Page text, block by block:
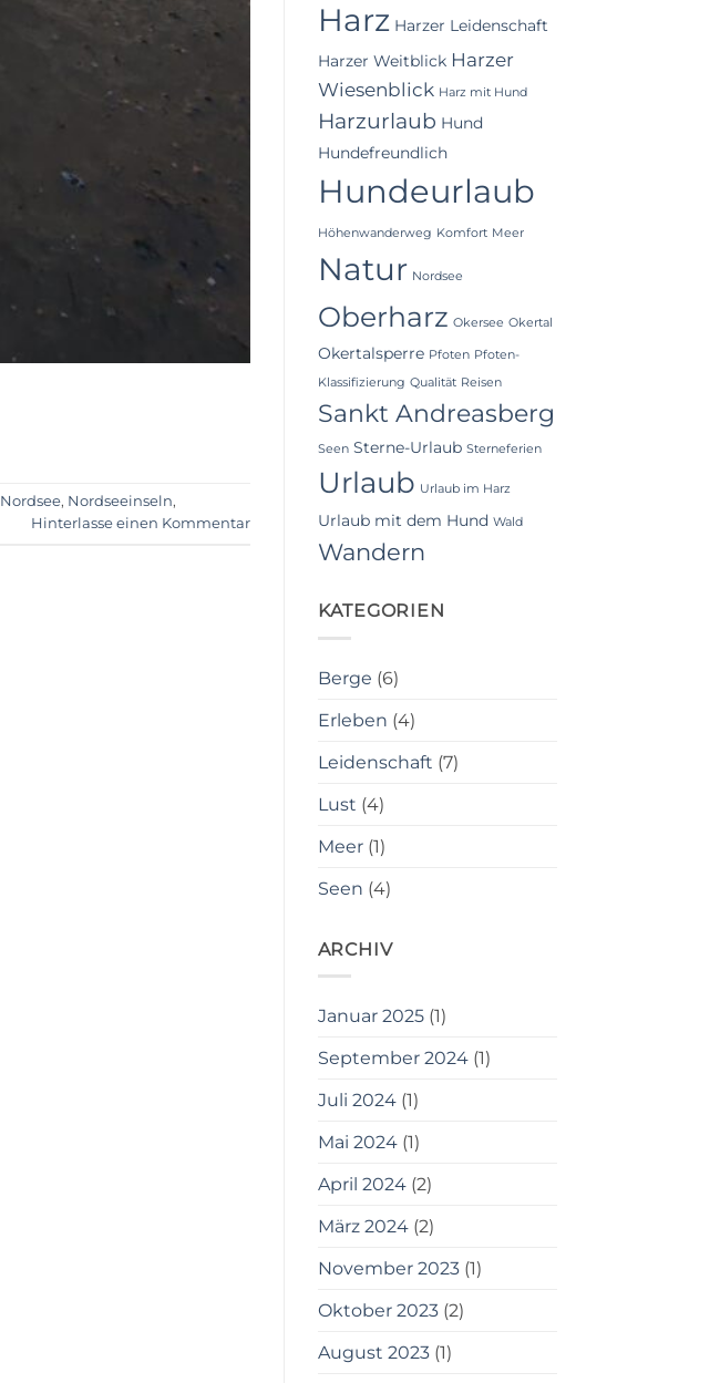
Nordsee, Nordseeinseln,
Hinterlasse einen Kommentar
Harz Harzer Leidenschaft
Harzer Weitblick Harzer
Wiesenblick Harz mit Hund
Harzurlaub Hund
Hundefreundlich
Hundeurlaub
Höhenwanderweg Komfort Meer
Natur Nordsee
Oberharz Okersee Okertal
Okertalsperre Pfoten Pfoten-
Klassifizierung Qualität Reisen
Sankt Andreasberg
Seen Sterne-Urlaub Sterneferien
Urlaub Urlaub im Harz
Urlaub mit dem Hund Wald
Wandern
KATEGORIEN
Berge (6)
Erleben (4)
Leidenschaft (7)
Lust (4)
Meer(1)
Seen (4)
ARCHIV
Januar 2025(1)
September 2024(1)
Juli 2024(1)
Mai 2024(1)
April 2024(2)
März 2024(2)
November 2023(1)
Oktober 2023(2)
August 2023(1)